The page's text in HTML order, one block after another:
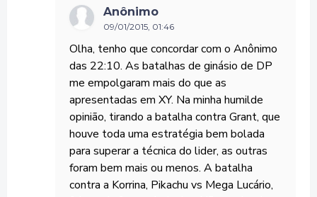
Anônimo
09/01/2015, 01:46
Olha, tenho que concordar com o Anônimo
das 22:10. As batalhas de ginásio de DP
me empolgaram mais do que as
apresentadas em XY. Na minha humilde
opinião, tirando a batalha contra Grant, que
houve toda uma estratégia bem bolada
para superar a técnica do lider, as outras
foram bem mais ou menos. A batalha
contra a Korrina, Pikachu vs Mega Lucário,